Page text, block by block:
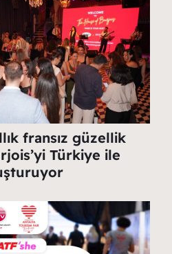
fransız güzellik
Türkiye ile